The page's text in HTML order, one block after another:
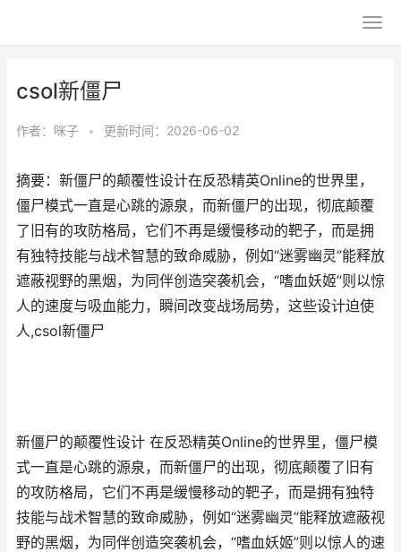
csol新僵尸
作者： 咪子 • 更新时间：2026-06-02
摘要：新僵尸的颠覆性设计在反恐精英Online的世界里，
僵尸模式一直是心跳的源泉，而新僵尸的出现，彻底颠覆
了旧有的攻防格局，它们不再是缓慢移动的靶子，而是拥
有独特技能与战术智慧的致命威胁，例如“迷雾幽灵”能释放
遮蔽视野的黑烟，为同伴创造突袭机会，“嗜血妖姬”则以惊
人的速度与吸血能力，瞬间改变战场局势，这些设计迫使
人,csol新僵尸
新僵尸的颠覆性设计 在反恐精英Online的世界里，僵尸模
式一直是心跳的源泉，而新僵尸的出现，彻底颠覆了旧有
的攻防格局，它们不再是缓慢移动的靶子，而是拥有独特
技能与战术智慧的致命威胁，例如“迷雾幽灵”能释放遮蔽视
野的黑烟，为同伴创造突袭机会，“嗜血妖姬”则以惊人的速